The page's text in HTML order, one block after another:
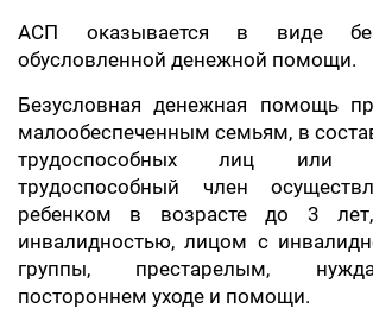
АСП оказывается в виде
обусловленной денежной помощи.
Безусловная денежная помощь
малообеспеченным семьям, в
трудоспособных лиц или
трудоспособный член
ребенком в возрасте до 3
инвалидностью, лицом с
группы, престарелым,
постороннем уходе и помощи.